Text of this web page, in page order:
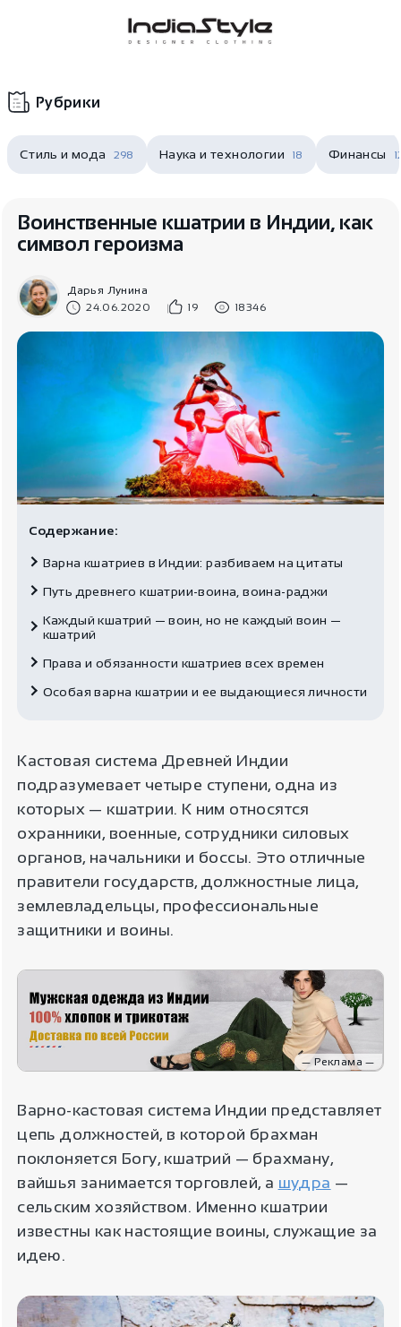
Корзина
В корзиненеттоваров
Рубрики
Стиль и мода 298 Наука и технологии 18 Финансы
Воинственные кшатрии в Индии, как
символ героизма
Дарья Лунина
24.06.2020
19 18346
Содержание:
Варна кшатриев в Индии: разбиваем на цитаты
Путь древнего кшатрии-воина, воина-раджи
Каждый кшатрий — воин, но не каждый воин —
кшатрий
Права и обязанности кшатриев всех времен
Особая варна кшатрии и ее выдающиеся личности
Кастовая система Древней Индии
подразумевает четыре ступени, одна из
которых — кшатрии. К ним относятся
охранники, военные, сотрудники силовых
органов, начальники и боссы. Это отличные
правители государств, должностные лица,
землевладельцы, профессиональные
защитники и воины.
— Реклама —
Варно-кастовая система Индии представляет
цепь должностей, в которой брахман
поклоняется Богу, кшатрий — брахману,
вайшья занимается торговлей, а шудра —
сельским хозяйством. Именно кшатрии
известны как настоящие воины, служащие за
идею.